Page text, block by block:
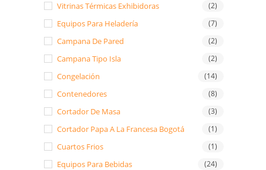
Vitrinas Térmicas Exhibidoras (2)
Equipos Para Heladería (7)
Campana De Pared (2)
Campana Tipo Isla (2)
Congelación (14)
Contenedores (8)
Cortador De Masa (3)
Cortador Papa A La Francesa Bogotá (1)
Cuartos Frios (1)
Equipos Para Bebidas (24)